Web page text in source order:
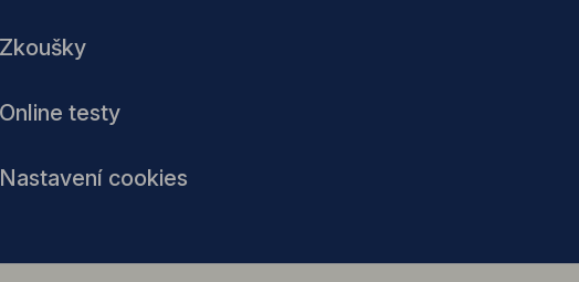
Zkoušky
Online testy
Nastavení cookies